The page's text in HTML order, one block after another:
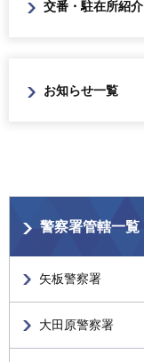
交番・駐在所紹介
お知らせ一覧
警察署管轄一覧
矢板警察署
大田原警察署